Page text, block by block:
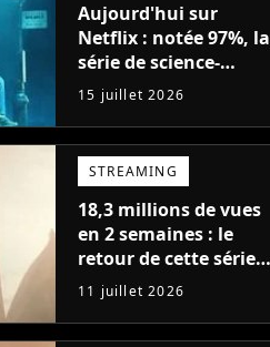
Aujourd'hui sur
Netflix : notée 97%, la
série de science-
fiction la plus drôle
du moment est enfin
de retour avec 8
nouveaux épisodes
15 juillet 2026
STREAMING
18,3 millions de vues
en 2 semaines : le
retour de cette série
fantastique est le bide
de l'année sur Netflix
11 juillet 2026